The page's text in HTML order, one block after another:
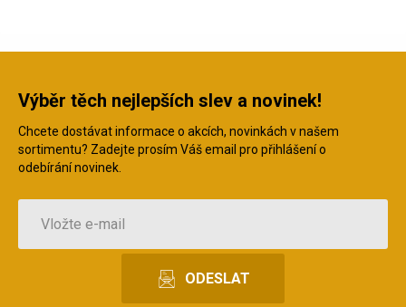
Výběr těch nejlepších slev a novinek!
Chcete dostávat informace o akcích, novinkách v našem
sortimentu? Zadejte prosím Váš email pro přihlášení o
odebírání novinek.